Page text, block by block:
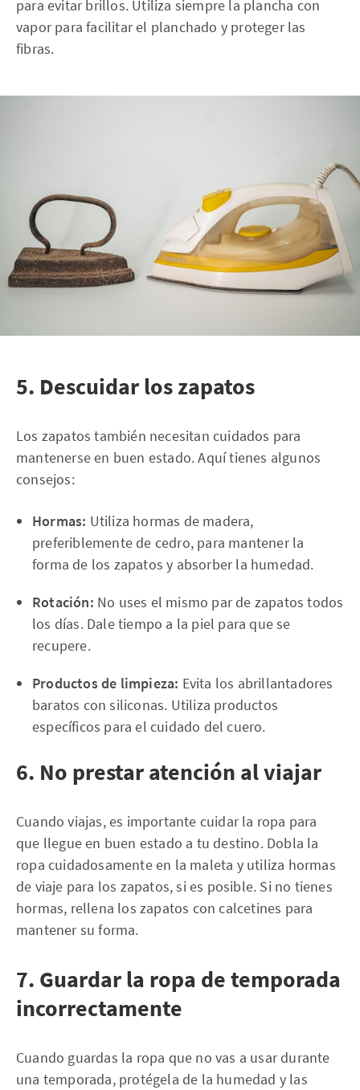
para evitar brillos. Utiliza siempre la plancha con
vapor para facilitar el planchado y proteger las
fibras.
5. Descuidar los zapatos
Los zapatos también necesitan cuidados para
mantenerse en buen estado. Aquí tienes algunos
consejos:
Hormas: Utiliza hormas de madera,
preferiblemente de cedro, para mantener la
forma de los zapatos y absorber la humedad.
Rotación: No uses el mismo par de zapatos todos
los días. Dale tiempo a la piel para que se
recupere.
Productos de limpieza: Evita los abrillantadores
baratos con siliconas. Utiliza productos
específicos para el cuidado del cuero.
6. No prestar atención al viajar
Cuando viajas, es importante cuidar la ropa para
que llegue en buen estado a tu destino. Dobla la
ropa cuidadosamente en la maleta y utiliza hormas
de viaje para los zapatos, si es posible. Si no tienes
hormas, rellena los zapatos con calcetines para
mantener su forma.
7. Guardar la ropa de temporada
incorrectamente
Cuando guardas la ropa que no vas a usar durante
una temporada, protégela de la humedad y las